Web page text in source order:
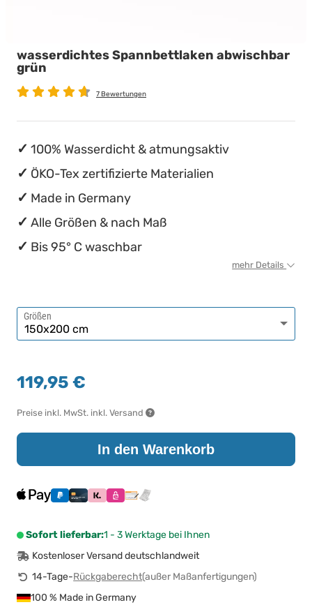
wasserdichtes Spannbettlaken abwischbar
grün
7 Bewertungen
100% Wasserdicht & atmungsaktiv
ÖKO-Tex zertifizierte Materialien
Made in Germany
Alle Größen & nach Maß
Bis 95° C waschbar
mehr Details
Größen
119,95 €
Preise inkl. MwSt. inkl. Versand
In den Warenkorb
Sofort lieferbar:1 - 3 Werktage bei Ihnen
Kostenloser Versand deutschlandweit
14-Tage-Rückgaberecht(außer Maßanfertigungen)
100 % Made in Germany
Antidekubitusmatratzen
Pflegematratzen
Die beste Schlafposition finden
Die besten Sommerbettdecken